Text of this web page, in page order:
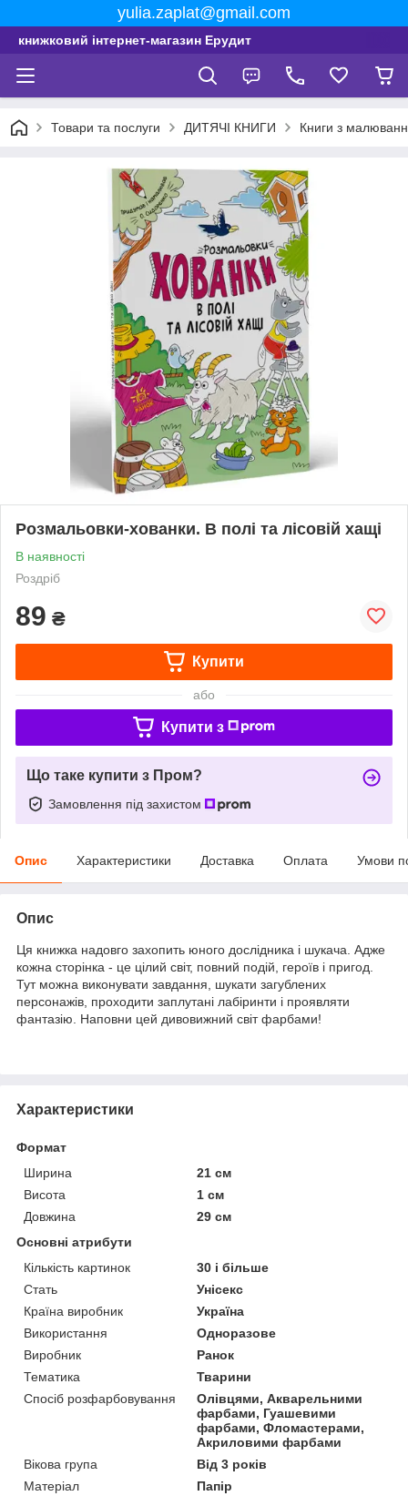
yulia.zaplat@gmail.com
книжковий інтернет-магазин Ерудит
Товари та послуги ДИТЯЧІ КНИГИ Книги з
Розмальовки-хованки. В полі та лісовій хащі
В наявності
Роздріб
89 ₴
Купити
або
Купити з
Що таке купити з Пром?
Замовлення під захистом
Опис Характеристики Доставка Оплата Умови
Опис
Ця книжка надовго захопить юного дослідника і шукача. Адже
кожна сторінка - це цілий світ, повний подій, героїв і пригод.
Тут можна виконувати завдання, шукати загублених
персонажів, проходити заплутані лабіринти і проявляти
фантазію. Наповни цей дивовижний світ фарбами!
Характеристики
Формат
Ширина
21 см
Висота
1 см
Довжина
29 см
Основні атрибути
Кількість картинок
30 і більше
Стать
Унісекс
Країна виробник
Україна
Використання
Одноразове
Виробник
Ранок
Тематика
Тварини
Спосіб розфарбовування
Олівцями, Акварельними
фарбами, Гуашевими
фарбами, Фломастерами,
Акриловими фарбами
Вікова група
Від 3 років
Матеріал
Папір